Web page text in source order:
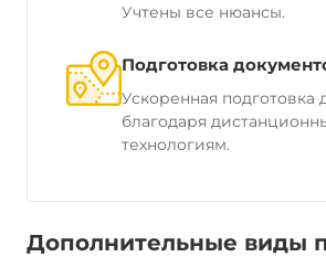
Учтены все нюансы.
Подготовка
Ускоренная подготовка
благодаря
технологиям.
Дополнительные виды